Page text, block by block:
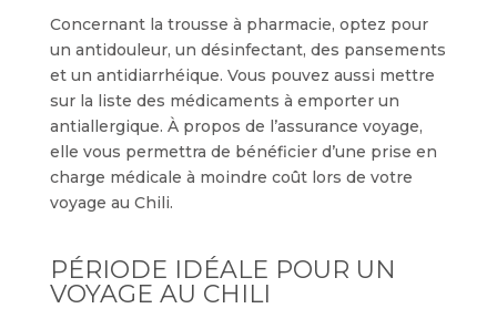
Concernant la trousse à pharmacie, optez pour
un antidouleur, un désinfectant, des pansements
et un antidiarrhéique. Vous pouvez aussi mettre
sur la liste des médicaments à emporter un
antiallergique. À propos de l’assurance voyage,
elle vous permettra de bénéficier d’une prise en
charge médicale à moindre coût lors de votre
voyage au Chili.
PÉRIODE IDÉALE POUR UN
VOYAGE AU CHILI